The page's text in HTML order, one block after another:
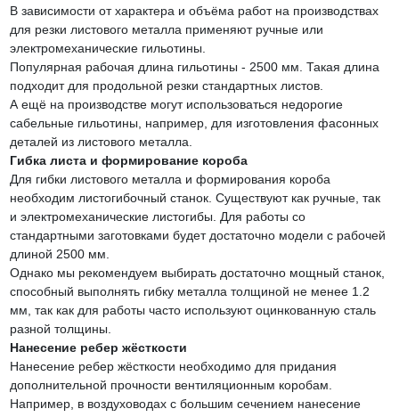
В зависимости от характера и объёма работ на производствах
для резки листового металла применяют ручные или
электромеханические гильотины.
Популярная рабочая длина гильотины - 2500 мм. Такая длина
подходит для продольной резки стандартных листов.
А ещё на производстве могут использоваться недорогие
сабельные гильотины, например, для изготовления фасонных
деталей из листового металла.
Гибка листа и формирование короба
Для гибки листового металла и формирования короба
необходим листогибочный станок. Существуют как ручные, так
и электромеханические листогибы. Для работы со
стандартными заготовками будет достаточно модели с рабочей
длиной 2500 мм.
Однако мы рекомендуем выбирать достаточно мощный станок,
способный выполнять гибку металла толщиной не менее 1.2
мм, так как для работы часто используют оцинкованную сталь
разной толщины.
Нанесение ребер жёсткости
Нанесение ребер жёсткости необходимо для придания
дополнительной прочности вентиляционным коробам.
Например, в воздуховодах с большим сечением нанесение